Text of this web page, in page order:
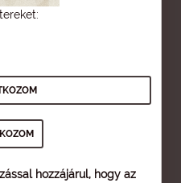
hozzájárul, hogy az